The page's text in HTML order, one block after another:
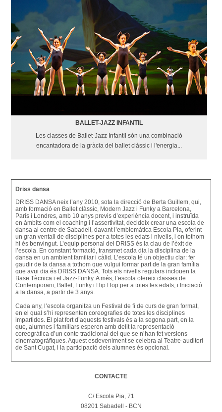
BALLET-JAZZ INFANTIL
Les classes de Ballet-Jazz Infantil són una combinació
encantadora de la gràcia del ballet clàssic i l'energia...
Driss dansa
DRISS DANSA neix l’any 2010, sota la direcció de Berta Guillem, qui,
amb formació en Ballet clàssic, Modern Jazz i Funky a Barcelona,
París i Londres, amb 10 anys previs d’experiència docent, i instruïda
en àmbits com el coaching i l’assertivitat, decideix crear una escola de
dansa al centre de Sabadell, davant l’emblemàtica Escola Pia, oferint
un gran ventall de disciplines per a totes les edats i nivells, i on tothom
hi és benvingut. L’equip personal del DRISS és la clau de l’èxit de
l’escola. En constant formació, transmet cada dia la disciplina de la
dansa en un ambient familiar i càlid. L’escola té un objectiu clar: fer
gaudir de la dansa a tothom que vulgui formar part de la gran família
que avui dia és DRISS DANSA. Tots els nivells regulars inclouen la
Base Tècnica i el Jazz-Funky. A més, l’escola ofereix classes de
Contemporani, Ballet, Funky i Hip Hop per a totes les edats, i Iniciació
a la dansa, a partir de 3 anys.
Cada any, l’escola organitza un Festival de fi de curs de gran format,
en el qual s’hi representen coreografies de totes les disciplines
impartides. El plat fort d’aquests festivals és a la segona part, en la
que, alumnes i familiars esperen amb delit la representació
coreogràfica d’un conte tradicional del que se n’han fet versions
cinematogràfiques. Aquest esdeveniment se celebra al Teatre-auditori
de Sant Cugat, i la participació dels alumnes és opcional.
CONTACTE
C/ Escola Pia, 71
08201 Sabadell - BCN